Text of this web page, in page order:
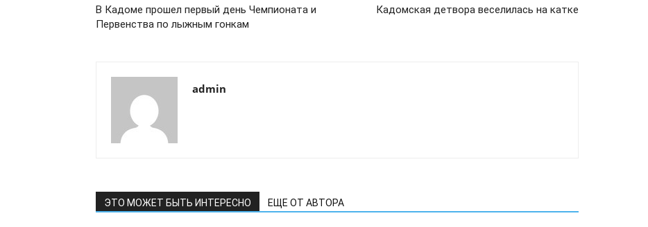
В Кадоме прошел первый день Чемпионата и
Первенства по лыжным гонкам
Кадомская детвора веселилась на катке
admin
ЭТО МОЖЕТ БЫТЬ ИНТЕРЕСНО ЕЩЕ ОТ АВТОРА